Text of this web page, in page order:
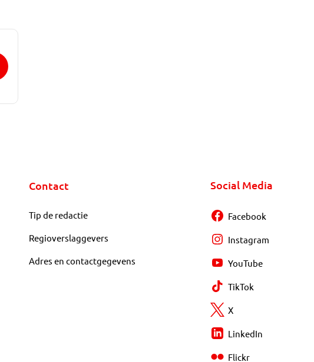
Contact
Tip de redactie
Regioverslaggevers
Adres en contactgegevens
Social Media
Facebook
Instagram
YouTube
TikTok
X
LinkedIn
Flickr